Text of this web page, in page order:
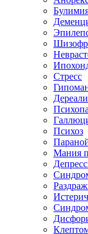
Стресс
Психоз
Мания